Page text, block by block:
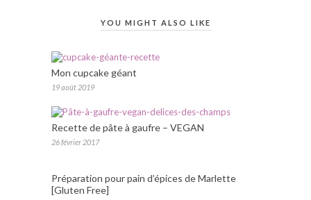
YOU MIGHT ALSO LIKE
Mon cupcake géant
19 août 2019
Recette de pâte à gaufre – VEGAN
26 février 2017
Préparation pour pain d’épices de Marlette
[Gluten Free]